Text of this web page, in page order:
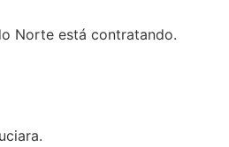
Norte está contratando.